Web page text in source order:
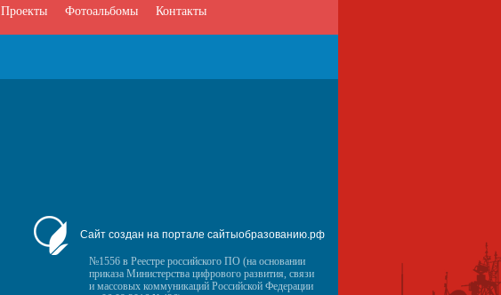
Проекты Фотоальбомы Контакты
Сайт создан на портале сайтыобразованию.рф
№1556 в Реестре российского ПО (на основании
приказа Министерства цифрового развития, связи
и массовых коммуникаций Российской Федерации